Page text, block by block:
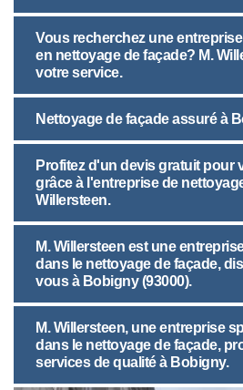
Vous recherchez une
en nettoyage de façade? M.
votre service.
Nettoyage de façade assuré à
Profitez d'un devis gratuit pour
grâce à l'entreprise de
Willersteen.
M. Willersteen est une
dans le nettoyage de façade,
vous à Bobigny (93000).
M. Willersteen, une entreprise
dans le nettoyage de façade,
services de qualité à Bobigny.